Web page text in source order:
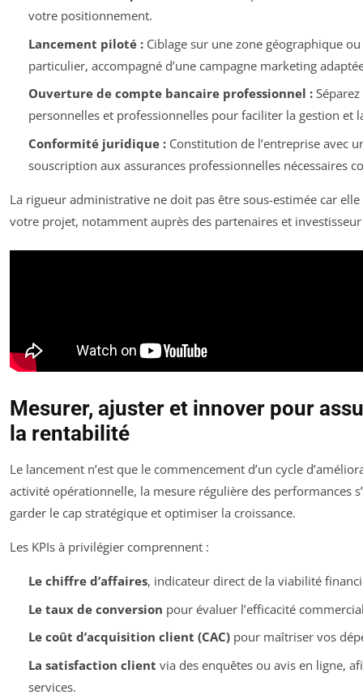
votre positionnement.
Lancement piloté :Ciblage sur une zone géographique
particulier, accompagné d’une campagne marketing
Ouverture de compte bancaire professionnel :Séparez
personnelles et professionnelles pour faciliter la gestion et
Conformité juridique :Constitution de l’entreprise avec
souscription aux assurances professionnelles nécessaires
La rigueur administrative ne doit pas être sous-estimée car
votre projet, notamment auprès des partenaires et
Mesurer, ajuster et innover pour
la rentabilité
Le lancement n’est que le commencement d’un cycle
activité opérationnelle, la mesure régulière des performances
garder le cap stratégique et optimiser la croissance.
Les KPIs à privilégier comprennent :
Le chiffre d’affaires, indicateur direct de la viabilité
Le taux de conversion pour évaluer l’efficacité
Le coût d’acquisition client (CAC)pour maîtriser vos
La satisfaction client via des enquêtes ou avis en ligne,
services.